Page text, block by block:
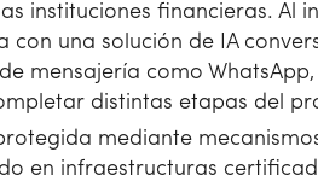
instituciones financieras. Al
una solución de IA
mensajería como
distintas etapas del
mediante
en infraestructuras